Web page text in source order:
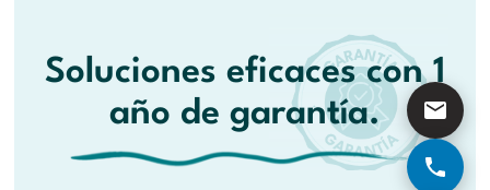
Soluciones eficaces con 1
año de garantía.